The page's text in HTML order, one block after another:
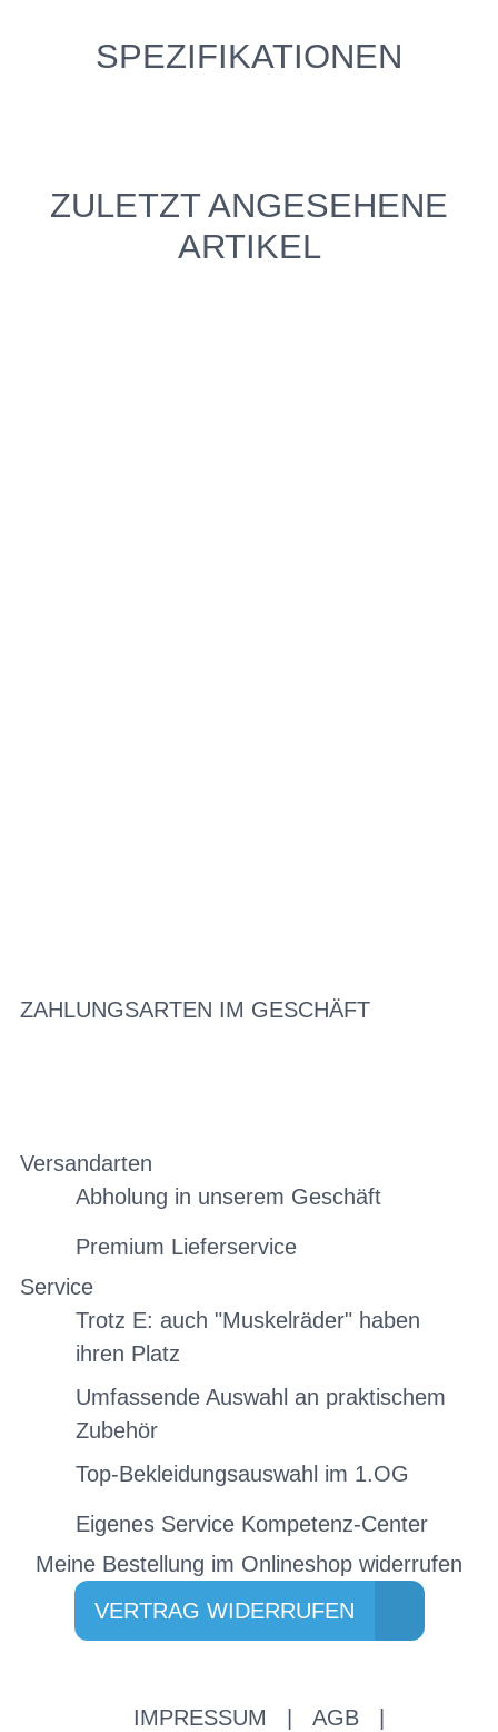
SPEZIFIKATIONEN
ZULETZT ANGESEHENE
ARTIKEL
ZAHLUNGSARTEN IM GESCHÄFT
Versandarten
Abholung in unserem Geschäft
Premium Lieferservice
Service
Trotz E: auch "Muskelräder" haben
ihren Platz
Umfassende Auswahl an praktischem
Zubehör
Top-Bekleidungsauswahl im 1.OG
Eigenes Service Kompetenz-Center
Meine Bestellung im Onlineshop widerrufen
VERTRAG WIDERRUFEN
IMPRESSUM AGB